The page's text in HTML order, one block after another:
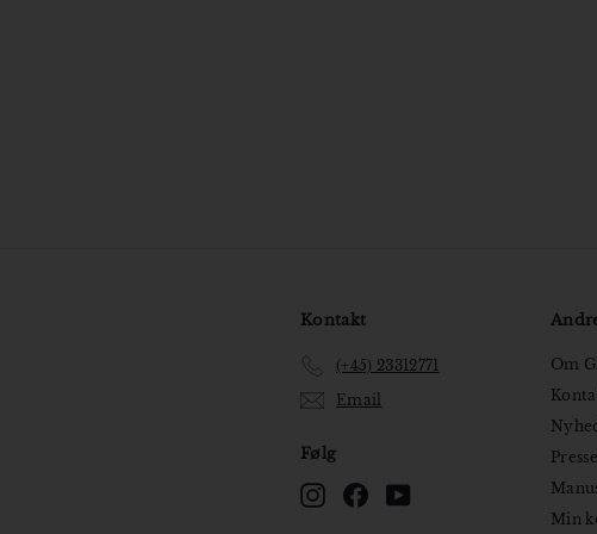
Kontakt
(+45) 23312771
Email
Følg
InstagramFacebook
Om
Presse
Min